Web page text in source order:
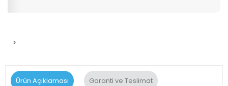
>
Ürün Açıklaması Garanti ve Teslimat